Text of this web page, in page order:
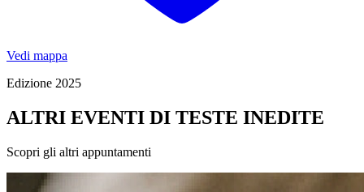
Vedi mappa
Edizione 2025
ALTRI EVENTI DI TESTE INEDITE
Scopri gli altri appuntamenti